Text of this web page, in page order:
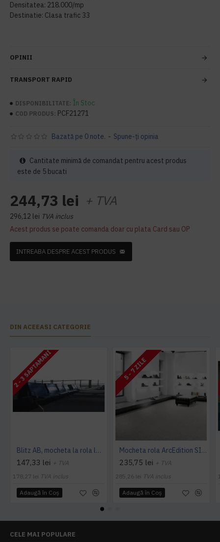
Densitatea: 218.000/mp
Destinatie: Clasa trafic 33
OPINII
TRANSPORT RAPID
DISPONIBILITATE: În Stoc
COD PRODUS: PCF21271
Bazată pe 0 note. - Spune-ţi opinia
244,73 lei + TVA
296,12 lei TVA inclus
Acest produs se poate comanda doar cu plata Card sau OP
Cantitate minimă de comandat pentru acest produs
este de 5 bucati
INTREABA DESPRE ACEST PRODUS
DIN ACEEASI CATEGORIE
2 - 3 SAPTAMANI
Blitz AB, mocheta la rola latime 4 m, Balta Industries
147,33 lei + TVA
178,27 lei TVA inclus
Adaugă în Coş
5 - 7 ZILE
Mocheta rola ArcEdition SIRIOUS AB
235,75 lei + TVA
285,26 lei TVA inclus
Adaugă în Coş
CELE MAI POPULARE